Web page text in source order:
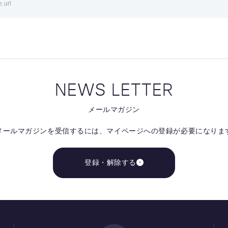
NEWS LETTER
メールマガジン
ールマガジンを受信するには、 マイページへの登録が必要になりま
登録・解除する